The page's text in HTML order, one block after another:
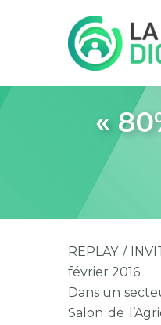
«
REPLAY /
février 2016.
Dans un
Salon de